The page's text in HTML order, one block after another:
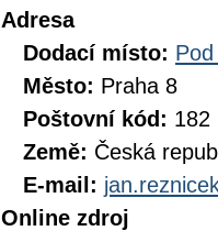
Adresa
Dodací místo:
Město: Praha 8
Poštovní kód: 182
Země: Česká
E-mail:
Online zdroj